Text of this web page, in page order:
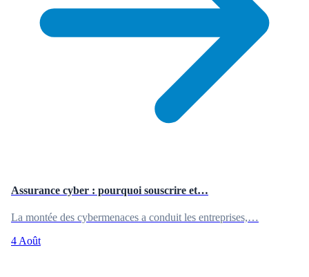
Assurance cyber : pourquoi souscrire et…
La montée des cybermenaces a conduit les entreprises,…
4 Août